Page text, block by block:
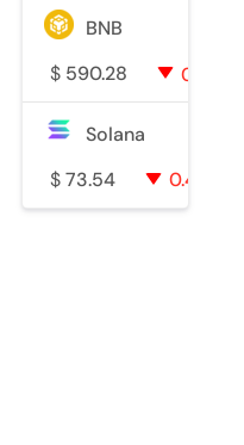
BNB
$ 590.28 0.9%
Solana
$ 73.54 0.4%